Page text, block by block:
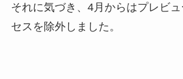
それに気づき、4月からはプレビ
セスを除外しました。